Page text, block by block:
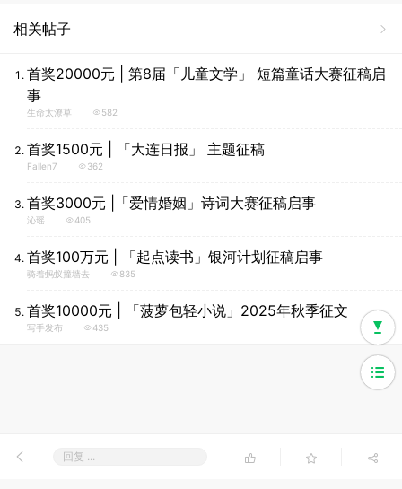
相关帖子
首奖20000元 | 第8届「儿童文学」 短篇童话大赛征稿启
事
生命太潦草 582
首奖1500元 | 「大连日报」 主题征稿
Fallen7 362
首奖3000元 |「爱情婚姻」诗词大赛征稿启事
沁瑶 405
首奖100万元 | 「起点读书」银河计划征稿启事
骑着蚂蚁撞墙去 835
首奖10000元 | 「菠萝包轻小说」2025年秋季征文
写手发布 435
回复 ...